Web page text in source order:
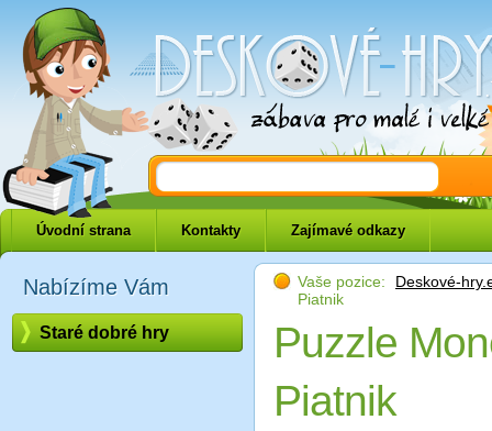
Deskové-hry.eu
Úvodní strana Kontakty Zajímavé odkazy
Nabízíme Vám
Staré dobré hry
Vaše pozice:
Deskové-
Piatnik
Puzzle
Piatnik